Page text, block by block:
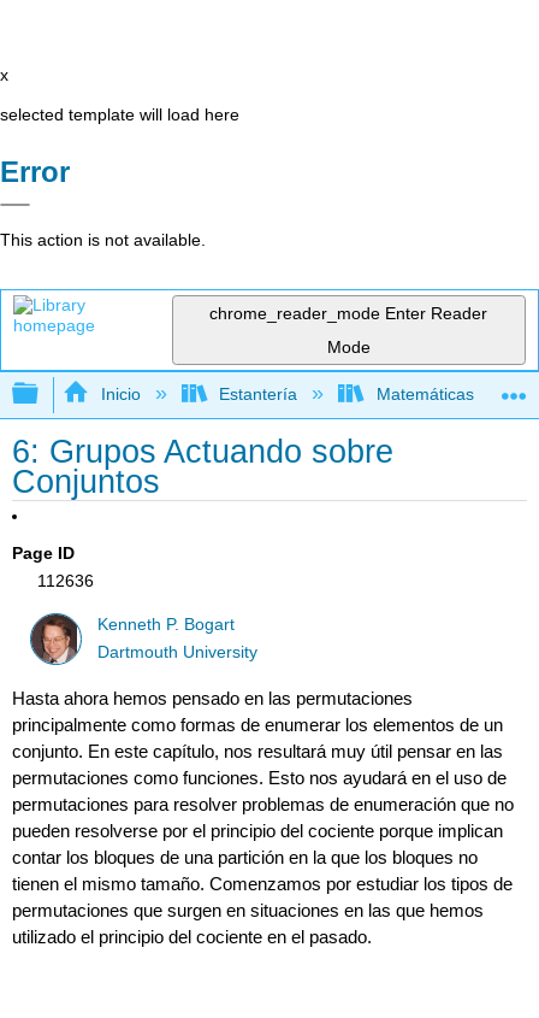
x
selected template will load here
Error
This action is not available.
chrome_reader_mode Enter Reader
Mode
Expandir/contraer jerarquía global
Inicio Estantería Matemáticas
6: Grupos Actuando sobre
Conjuntos
Page ID
112636
Kenneth P. Bogart
Dartmouth University
Hasta ahora hemos pensado en las permutaciones
principalmente como formas de enumerar los elementos de un
conjunto. En este capítulo, nos resultará muy útil pensar en las
permutaciones como funciones. Esto nos ayudará en el uso de
permutaciones para resolver problemas de enumeración que no
pueden resolverse por el principio del cociente porque implican
contar los bloques de una partición en la que los bloques no
tienen el mismo tamaño. Comenzamos por estudiar los tipos de
permutaciones que surgen en situaciones en las que hemos
utilizado el principio del cociente en el pasado.